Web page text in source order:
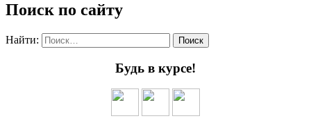
Поиск по сайту
Найти:
Будь в курсе!